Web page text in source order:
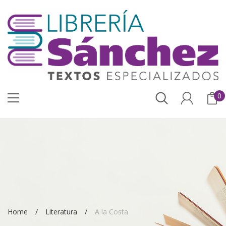
0
Home Literatura A la Costa